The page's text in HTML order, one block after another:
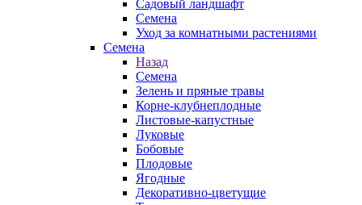
Садовый ландшафт
Семена
Уход за комнатными растениями
Семена
Назад
Семена
Зелень и пряные травы
Корне-клубнеплодные
Листовые-капустные
Луковые
Бобовые
Плодовые
Ягодные
Декоративно-цветущие